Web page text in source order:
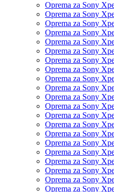
Oprema za Sony
Oprema za Sony
Oprema za Sony
Oprema za Sony
Oprema za Sony
Oprema za Sony
Oprema za Sony
Oprema za Sony
Oprema za Sony
Oprema za Sony
Oprema za Sony
Oprema za Sony
Oprema za Sony
Oprema za Sony
Oprema za Sony
Oprema za Sony
Oprema za Sony
Oprema za Sony
Oprema za Sony
Oprema za Sony
Oprema za Sony